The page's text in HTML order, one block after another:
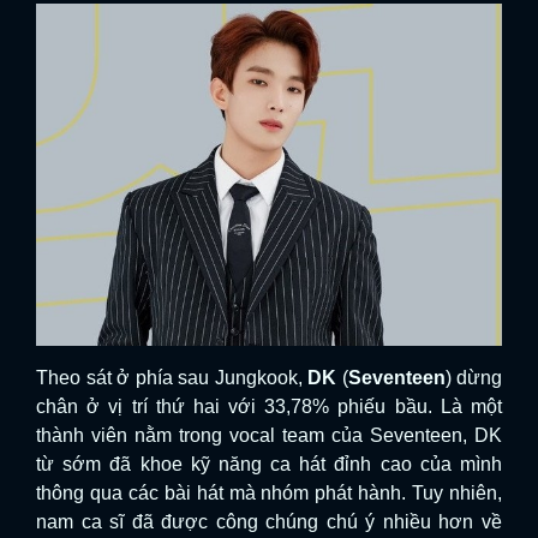
Theo sát ở phía sau Jungkook, DK (Seventeen) dừng
chân ở vị trí thứ hai với 33,78% phiếu bầu. Là một
thành viên nằm trong vocal team của Seventeen, DK
từ sớm đã khoe kỹ năng ca hát đỉnh cao của mình
thông qua các bài hát mà nhóm phát hành. Tuy nhiên,
nam ca sĩ đã được công chúng chú ý nhiều hơn về